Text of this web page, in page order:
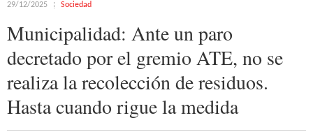
29/12/2025 Sociedad
Municipalidad: Ante un paro
decretado por el gremio ATE, no se
realiza la recolección de residuos.
Hasta cuando rigue la medida